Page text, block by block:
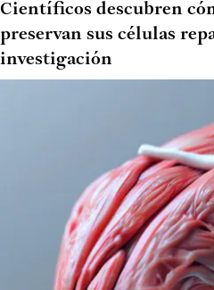
Científicos descubren
preservan sus células
investigación